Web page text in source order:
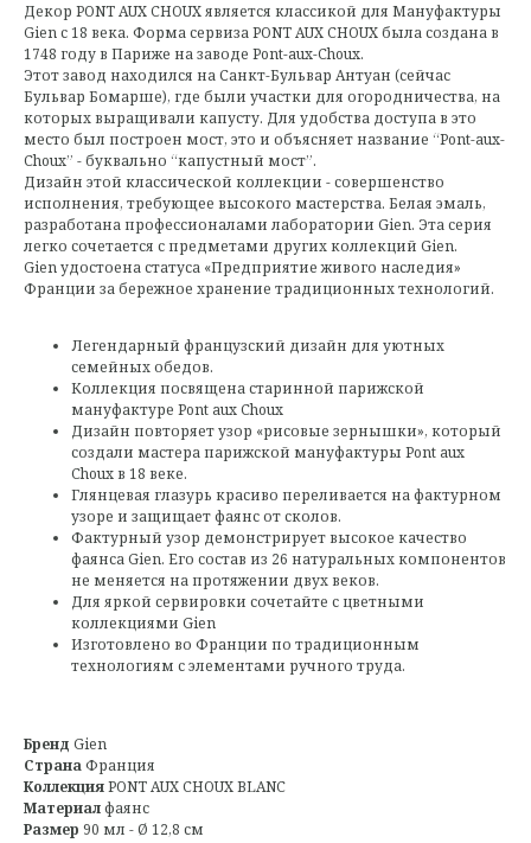
Декор PONT AUX CHOUX является классикой для Мануфактуры
Gien с 18 века. Форма сервиза PONT AUX CHOUX была создана в
1748 году в Париже на заводе Pont-aux-Choux.
Этот завод находился на Санкт-Бульвар Антуан (сейчас
Бульвар Бомарше), где были участки для огородничества, на
которых выращивали капусту. Для удобства доступа в это
место был построен мост, это и объясняет название “Pont-aux-
Choux” - буквально “капустный мост”.
Дизайн этой классической коллекции - совершенство
исполнения, требующее высокого мастерства. Белая эмаль,
разработана профессионалами лаборатории Gien. Эта серия
легко сочетается с предметами других коллекций Gien.
Gien удостоена статуса «Предприятие живого наследия»
Франции за бережное хранение традиционных технологий.
Легендарный французский дизайн для уютных
семейных обедов.
Коллекция посвящена старинной парижской
мануфактуре Pont aux Choux
Дизайн повторяет узор «рисовые зернышки», который
создали мастера парижской мануфактуры Pont aux
Choux в 18 веке.
Глянцевая глазурь красиво переливается на фактурном
узоре и защищает фаянс от сколов.
Фактурный узор демонстрирует высокое качество
фаянса Gien. Его состав из 26 натуральных компонентов
не меняется на протяжении двух веков.
Для яркой сервировки сочетайте с цветными
коллекциями Gien
Изготовлено во Франции по традиционным
технологиям с элементами ручного труда.
Бренд Gien
СтранаФранция
КоллекцияPONT AUX CHOUX BLANC
Материалфаянс
Размер 90 мл - Ø 12,8 см